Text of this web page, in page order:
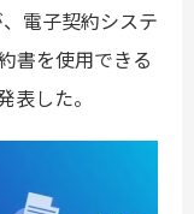
電子契約システ
書を使用できる
表した。